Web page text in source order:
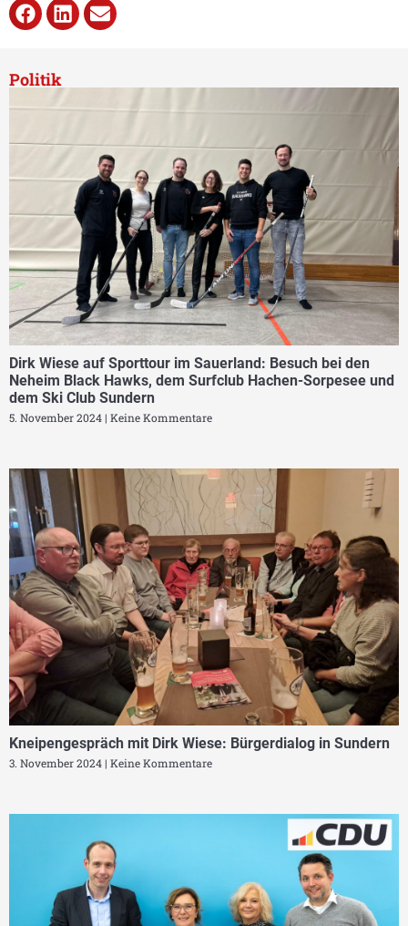
Politik
Dirk Wiese auf Sporttour im Sauerland: Besuch bei den
Neheim Black Hawks, dem Surfclub Hachen-Sorpesee und
dem Ski Club Sundern
5. November 2024 Keine Kommentare
Kneipengespräch mit Dirk Wiese: Bürgerdialog in Sundern
3. November 2024 Keine Kommentare